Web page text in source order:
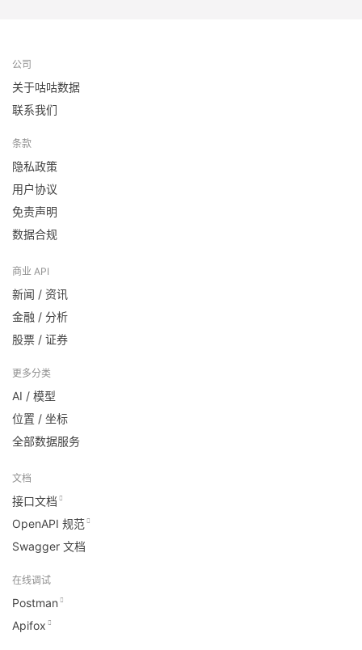
公司
关于咕咕数据
联系我们
条款
隐私政策
用户协议
免责声明
数据合规
商业 API
新闻 / 资讯
金融 / 分析
股票 / 证券
更多分类
AI / 模型
位置 / 坐标
全部数据服务
文档
接口文档
OpenAPI 规范
Swagger 文档
在线调试
Postman
Apifox